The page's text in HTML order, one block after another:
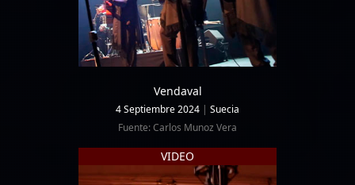
Vendaval
4 Septiembre 2024 | Suecia
Fuente: Carlos Munoz Vera
VIDEO